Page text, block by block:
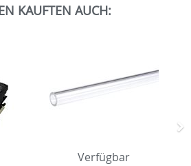
KAUFTEN AUCH:
Verfügbar